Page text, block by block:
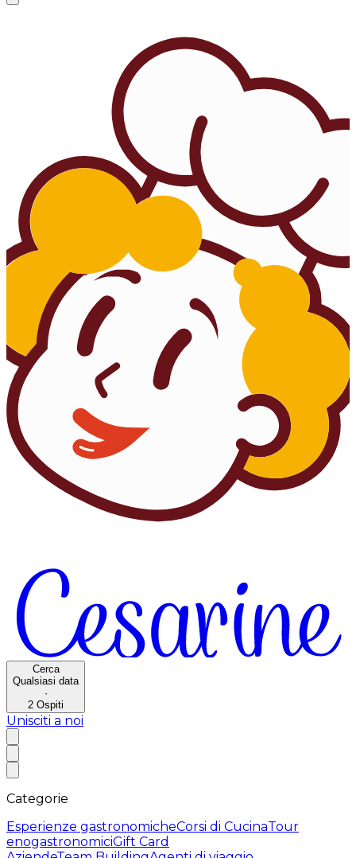
Cerca
Qualsiasi data
·
2 Ospiti
Unisciti a noi
Categorie
Esperienze gastronomicheCorsi di CucinaTour
enogastronomiciGift Card